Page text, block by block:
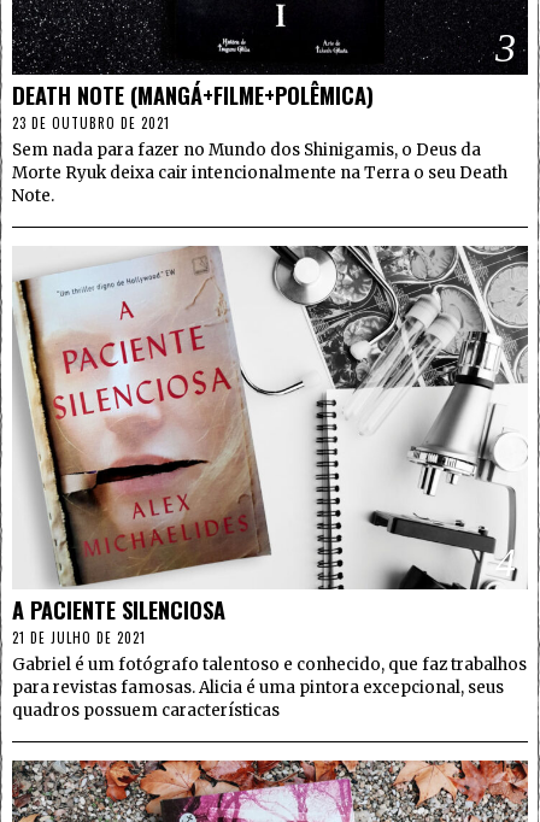
3
DEATH NOTE (MANGÁ+FILME+POLÊMICA)
23 DE OUTUBRO DE 2021
Sem nada para fazer no Mundo dos Shinigamis, o Deus da
Morte Ryuk deixa cair intencionalmente na Terra o seu Death
Note.
4
A PACIENTE SILENCIOSA
21 DE JULHO DE 2021
Gabriel é um fotógrafo talentoso e conhecido, que faz trabalhos
para revistas famosas. Alicia é uma pintora excepcional, seus
quadros possuem características